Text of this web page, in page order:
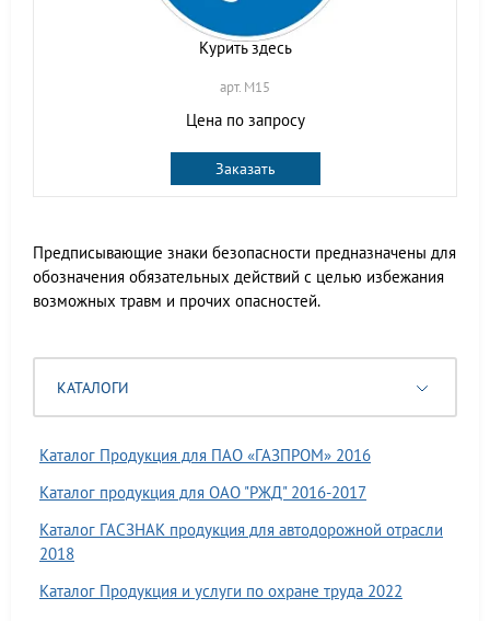
Курить здесь
арт. M15
Цена по запросу
Заказать
Предписывающие знаки безопасности предназначены для
обозначения обязательных действий с целью избежания
возможных травм и прочих опасностей.
КАТАЛОГИ
Каталог Продукция для ПАО «ГАЗПРОМ» 2016
Каталог продукция для ОАО "РЖД" 2016-2017
Каталог ГАСЗНАК продукция для автодорожной отрасли
2018
Каталог Продукция и услуги по охране труда 2022